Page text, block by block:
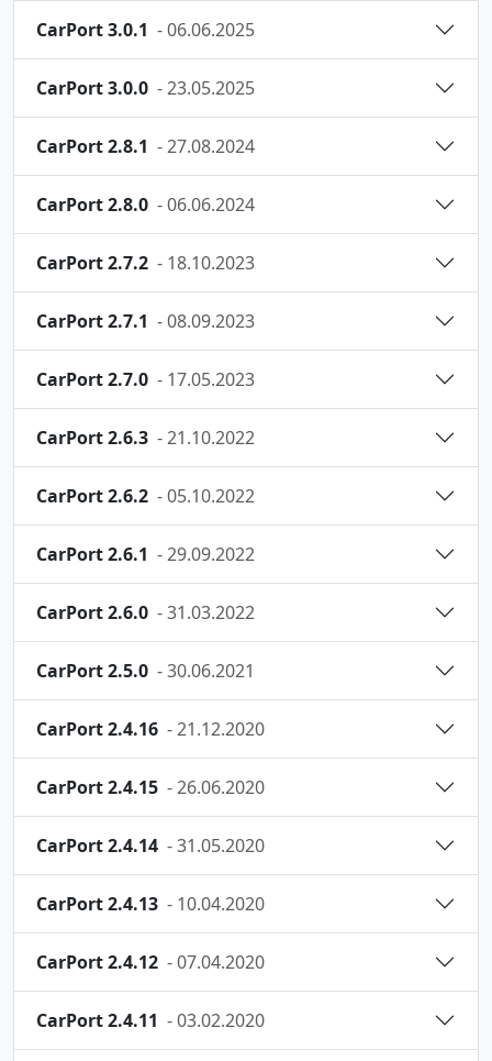
CarPort 3.0.1 - 06.06.2025
CarPort 3.0.0 - 23.05.2025
CarPort 2.8.1 - 27.08.2024
CarPort 2.8.0 - 06.06.2024
CarPort 2.7.2 - 18.10.2023
CarPort 2.7.1 - 08.09.2023
CarPort 2.7.0 - 17.05.2023
CarPort 2.6.3 - 21.10.2022
CarPort 2.6.2 - 05.10.2022
CarPort 2.6.1 - 29.09.2022
CarPort 2.6.0 - 31.03.2022
CarPort 2.5.0 - 30.06.2021
CarPort 2.4.16 - 21.12.2020
CarPort 2.4.15 - 26.06.2020
CarPort 2.4.14 - 31.05.2020
CarPort 2.4.13 - 10.04.2020
CarPort 2.4.12 - 07.04.2020
CarPort 2.4.11 - 03.02.2020